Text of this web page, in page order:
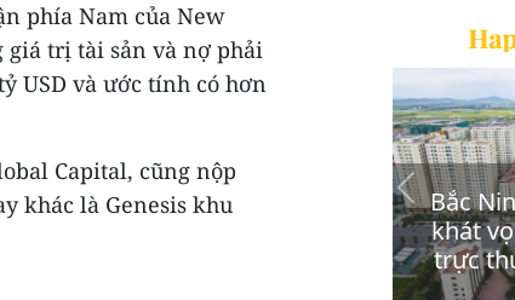
phía Nam của New
giá trị tài sản và nợ phải
USD và ước tính có hơn
Capital, cũng nộp
khác là Genesis khu